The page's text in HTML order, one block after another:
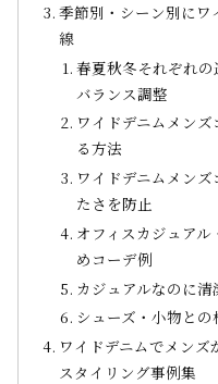
季節別・シーン別にワ
線
春夏秋冬それぞれ
バランス調整
ワイドデニムメン
る方法
ワイドデニムメン
たさを防止
オフィスカジュア
めコーデ例
カジュアルなのに
シューズ・小物と
ワイドデニムでメン
スタイリング事例集